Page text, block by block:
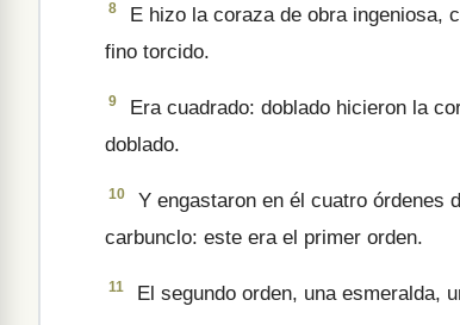
8
E hizo la coraza de obra ingeniosa,
fino torcido.
9
Era cuadrado: doblado hicieron la
doblado.
10
Y engastaron en él cuatro órdenes
carbunclo: este era el primer orden.
11 El segundo orden, una esme­ralda,